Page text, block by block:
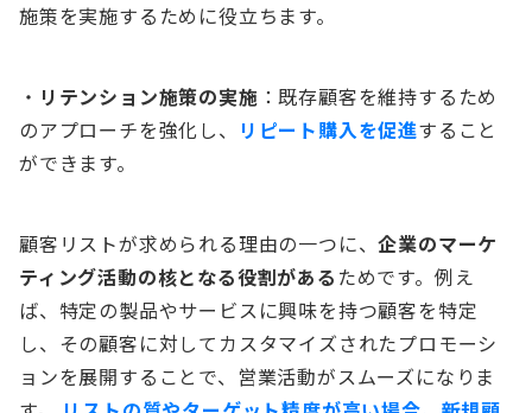
施策を実施するために役立ちます。
・ リテンション施策の実施 ：既存顧客を維持するため
のアプローチを強化し、 リピート購入を促進すること
ができます。
顧客リストが求められる理由の一つに、企業のマーケ
ティング活動の核となる役割がある ためです。例え
ば、特定の製品やサービスに興味を持つ顧客を特定
し、その顧客に対してカスタマイズされたプロモーシ
ョンを展開することで、営業活動がスムーズになりま